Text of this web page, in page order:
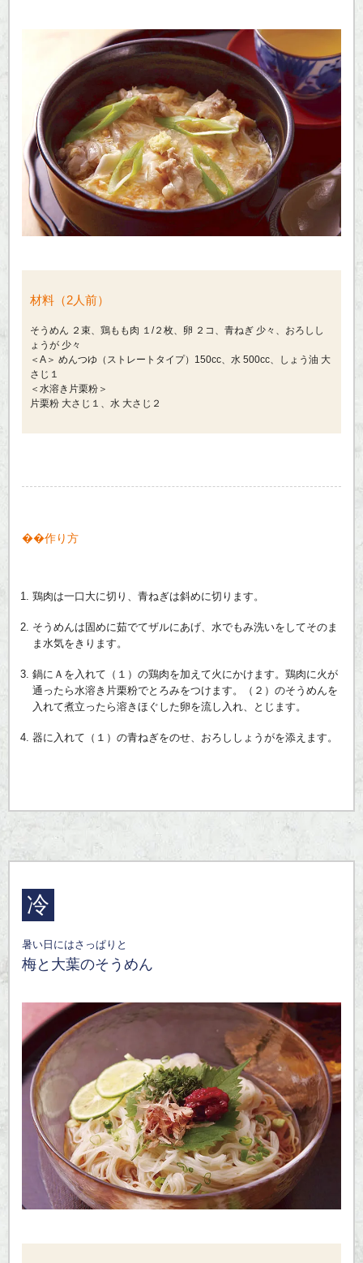
材料（2人前）
そうめん ２束、鶏もも肉 １/２枚、卵 ２コ、青ねぎ 少々、おろしし
ょうが 少々
＜A＞ めんつゆ（ストレートタイプ）150cc、水 500cc、しょう油 大
さじ１
＜水溶き片栗粉＞
片栗粉 大さじ１、水 大さじ２
作り方
鶏肉は一口大に切り、青ねぎは斜めに切ります。
そうめんは固めに茹でてザルにあげ、水でもみ洗いをしてそのま
ま水気をきります。
鍋にＡを入れて（１）の鶏肉を加えて火にかけます。鶏肉に火が
通ったら水溶き片栗粉でとろみをつけます。（２）のそうめんを
入れて煮立ったら溶きほぐした卵を流し入れ、とじます。
器に入れて（１）の青ねぎをのせ、おろししょうがを添えます。
冷
暑い日にはさっぱりと
梅と大葉のそうめん